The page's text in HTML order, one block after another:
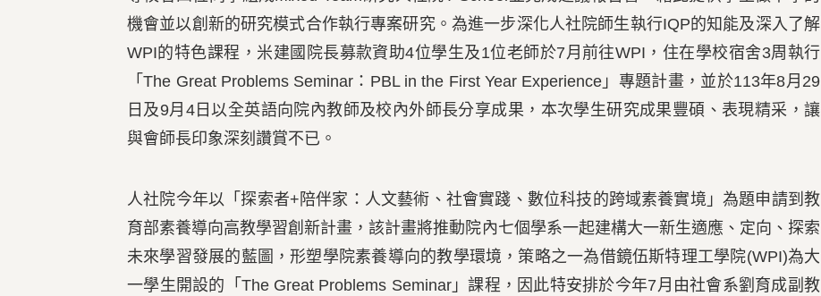
機會並以創新的研究模式合作執行專案研究。為進一步深化人社院師生執行IQP的知能及深入了解
WPI的特色課程，米建國院長募款資助4位學生及1位老師於7月前往WPI，住在學校宿舍3周執行
「The Great Problems Seminar：PBL in the First Year Experience」專題計畫，並於113年8月29
日及9月4日以全英語向院內教師及校內外師長分享成果，本次學生研究成果豐碩、表現精采，讓
與會師長印象深刻讚賞不已。
人社院今年以「探索者+陪伴家：人文藝術、社會實踐、數位科技的跨域素養實境」為題申請到教
育部素養導向高教學習創新計畫，該計畫將推動院內七個學系一起建構大一新生適應、定向、探索
未來學習發展的藍圖，形塑學院素養導向的教學環境，策略之一為借鏡伍斯特理工學院(WPI)為大
一學生開設的「The Great Problems Seminar」課程，因此特安排於今年7月由社會系劉育成副教